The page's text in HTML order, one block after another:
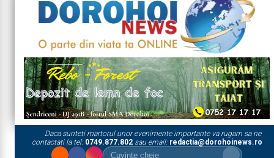
Daca sunteti martorul unor evenimente importante va rugam sa ne
contactati la tel: 0749.877.802sau email: redactia@dorohoinews.ro